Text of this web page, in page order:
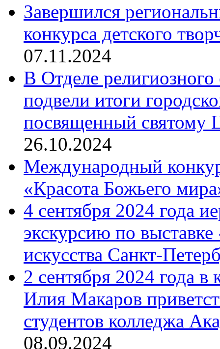
Завершился
конкурса детского
07.11.2024
В Отделе религиозного
подвели итоги
посвященный святому
26.10.2024
Международный
«Красота Божьего
4 сентября 2024 года
экскурсию по
искусства Санкт-
2 сентября 2024 года
Илия Макаров
студентов колледжа
08.09.2024